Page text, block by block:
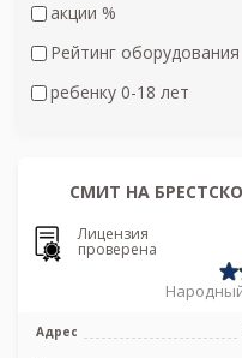
акции %
Рейтинг оборудования
ребенку 0-18 лет
СМИТ НА
Лицензия
проверена
Адрес